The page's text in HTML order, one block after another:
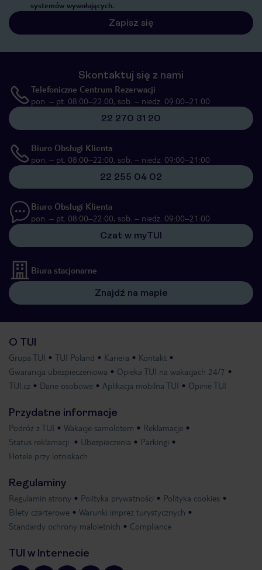
systemów wywołujących.
Zapisz się
Skontaktuj się z nami
Telefoniczne Centrum Rezerwacji
pon. – pt. 08:00–22:00, sob. – niedz. 09:00–21:00
22 270 31 20
Biuro Obsługi Klienta
pon. – pt. 08:00–22:00, sob. – niedz. 09:00–21:00
22 255 04 02
Biuro Obsługi Klienta
pon. – pt. 08:00–22:00, sob. – niedz. 09:00–21:00
Czat w myTUI
Biura stacjonarne
Znajdź na mapie
O TUI
Grupa TUI TUI Poland Kariera
Kontakt
Gwarancja ubezpieczeniowa
Opieka TUI na wakacjach 24/7
TUI.cz
Dane osobowe Aplikacja mobilna TUI Opinie TUI
Przydatne informacje
Podróż z TUI Wakacje samolotem
Reklamacje
Status reklamacji
Ubezpieczenia
Parkingi
Hotele przy lotniskach
Regulaminy
Regulamin strony Polityka prywatności
Polityka cookies
Bilety czarterowe
Warunki imprez turystycznych
Standardy ochrony małoletnich
Compliance
TUI w Internecie